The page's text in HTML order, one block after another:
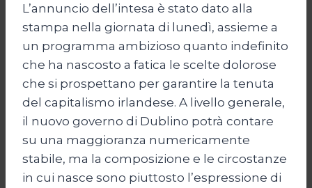
L’annuncio dell’intesa è stato dato alla
stampa nella giornata di lunedì, assieme a
un programma ambizioso quanto indefinito
che ha nascosto a fatica le scelte dolorose
che si prospettano per garantire la tenuta
del capitalismo irlandese. A livello generale,
il nuovo governo di Dublino potrà contare
su una maggioranza numericamente
stabile, ma la composizione e le circostanze
in cui nasce sono piuttosto l’espressione di